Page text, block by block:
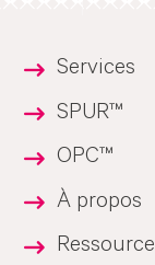
Services
SPUR™
OPC™
À propos